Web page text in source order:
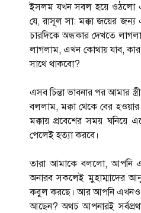
ইসলম যখন সবল হয়ে ওঠলো
যে, রাসূল সা: মক্কা জয়ের
চারদিকে অন্ধকার দেখতে
লাগলাম, এখন কোথায় যাব,
সাথে থাকবো?
এসব চিন্তা ভাবনার পর আমার
বললাম, মক্কা থেকে বের
মক্কায় প্রবেশের সময় ঘনিয়ে
পেলেই হত্যা করবে।
তারা আমাকে বললো, আপনি
অনারব সকলেই মুহাম্মাদের
কবুল করছে। আর আপনি এখনও
আছেন? অথচ আপনারই